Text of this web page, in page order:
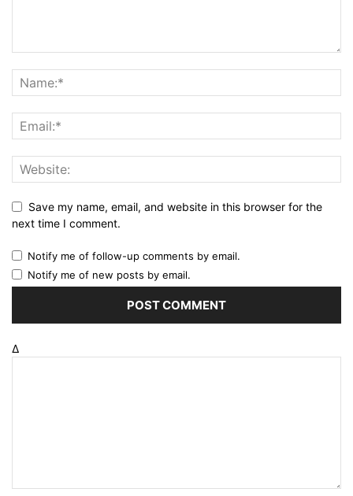
Save my name, email, and website in this browser for the
next time I comment.
Notify me of follow-up comments by email.
Notify me of new posts by email.
Δ